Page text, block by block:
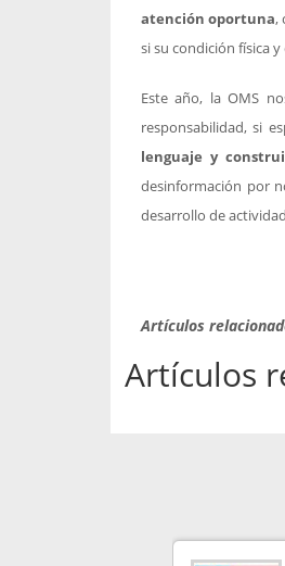
atención oportuna,
si su condición física
Este año, la OMS
responsabilidad, si
lenguaje y
desinformación por
desarrollo de
Artículos
Artículos